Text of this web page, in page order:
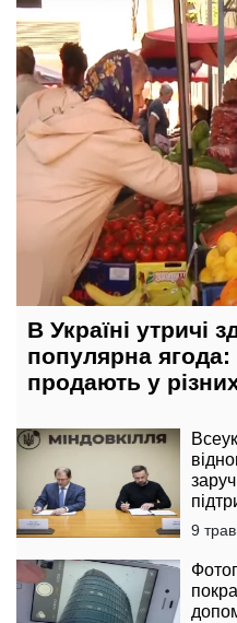
В Україні утричі
популярна ягода:
продають у
9